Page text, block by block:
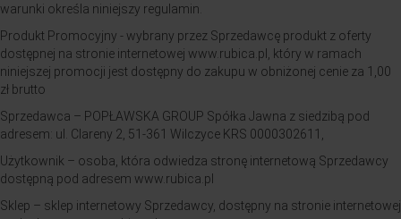
warunki określa niniejszy regulamin.
Produkt Promocyjny - wybrany przez Sprzedawcę produkt z oferty
dostępnej na stronie internetowej www.rubica.pl, który w ramach
niniejszej promocji jest dostępny do zakupu w obniżonej cenie za 1,00
zł brutto
Sprzedawca – POPŁAWSKA GROUP Spółka Jawna z siedzibą pod
adresem: ul. Clareny 2, 51-361 Wilczyce KRS 0000302611,
Użytkownik – osoba, która odwiedza stronę internetową Sprzedawcy
dostępną pod adresem www.rubica.pl
Sklep – sklep internetowy Sprzedawcy, dostępny na stronie internetowej